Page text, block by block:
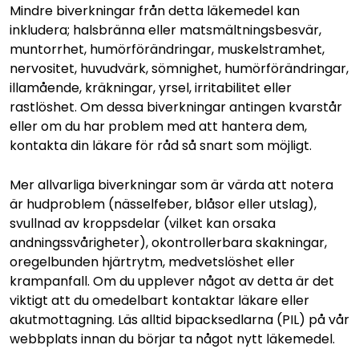
Mindre biverkningar från detta läkemedel kan
inkludera; halsbränna eller matsmältningsbesvär,
muntorrhet, humörförändringar, muskelstramhet,
nervositet, huvudvärk, sömnighet, humörförändringar,
illamående, kräkningar, yrsel, irritabilitet eller
rastlöshet. Om dessa biverkningar antingen kvarstår
eller om du har problem med att hantera dem,
kontakta din läkare för råd så snart som möjligt.
Mer allvarliga biverkningar som är värda att notera
är hudproblem (nässelfeber, blåsor eller utslag),
svullnad av kroppsdelar (vilket kan orsaka
andningssvårigheter), okontrollerbara skakningar,
oregelbunden hjärtrytm, medvetslöshet eller
krampanfall. Om du upplever något av detta är det
viktigt att du omedelbart kontaktar läkare eller
akutmottagning. Läs alltid bipacksedlarna (PIL) på vår
webbplats innan du börjar ta något nytt läkemedel.